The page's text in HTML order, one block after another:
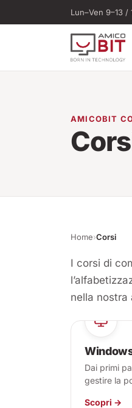
Salta al contenutoLun–Ven 9–13 /
AMICOBIT
Home›Corsi
I corsi di
nella nostra
Dai primi
gestire la
Scopri →